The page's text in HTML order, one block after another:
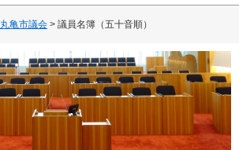
丸亀市議会 > 議員名簿（五十音順）